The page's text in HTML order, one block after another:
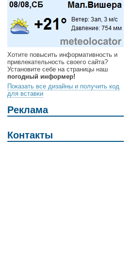
Хотите повысить информативность и
привлекательность своего сайта?
Установите себе на страницы наш
погодный информер!
Показать все дизайны и получить код
для вставки
Реклама
Контакты